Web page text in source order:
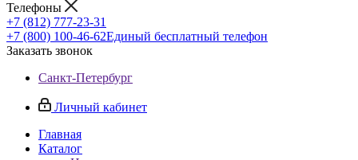
Телефоны
+7 (812) 777-23-31
+7 (800) 100-46-62Единый бесплатный телефон
Заказать звонок
Санкт-Петербург
Личный кабинет
Главная
Каталог